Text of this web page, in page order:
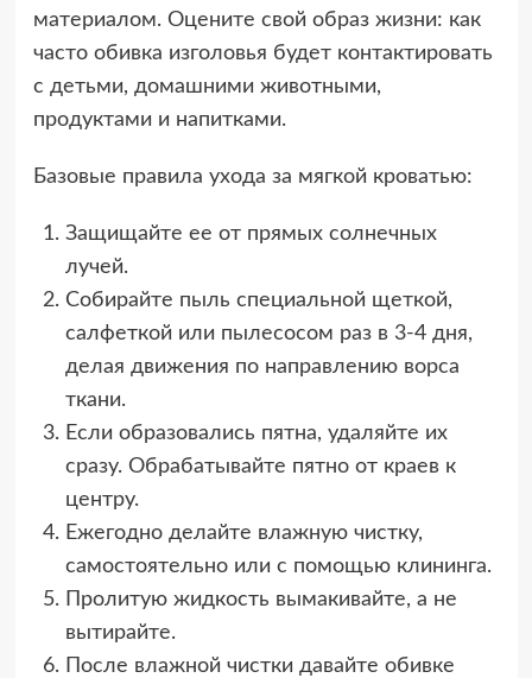
материалом. Оцените свой образ жизни: как
часто обивка изголовья будет контактировать
с детьми, домашними животными,
продуктами и напитками.
Базовые правила ухода за мягкой кроватью:
Защищайте ее от прямых солнечных
лучей.
Собирайте пыль специальной щеткой,
салфеткой или пылесосом раз в 3-4 дня,
делая движения по направлению ворса
ткани.
Если образовались пятна, удаляйте их
сразу. Обрабатывайте пятно от краев к
центру.
Ежегодно делайте влажную чистку,
самостоятельно или с помощью клининга.
Пролитую жидкость вымакивайте, а не
вытирайте.
После влажной чистки давайте обивке